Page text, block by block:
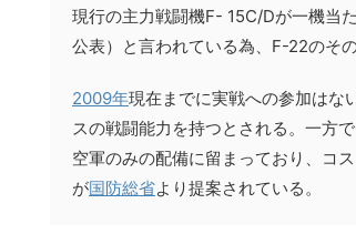
現行の主力戦闘機F- 15C/Dが一機当
公表）と言われている為、F-22のそ
2009年現在までに実戦への参加はな
スの戦闘能力を持つとされる。一方
空軍のみの配備に留まっており、コ
が国防総省より提案されている。